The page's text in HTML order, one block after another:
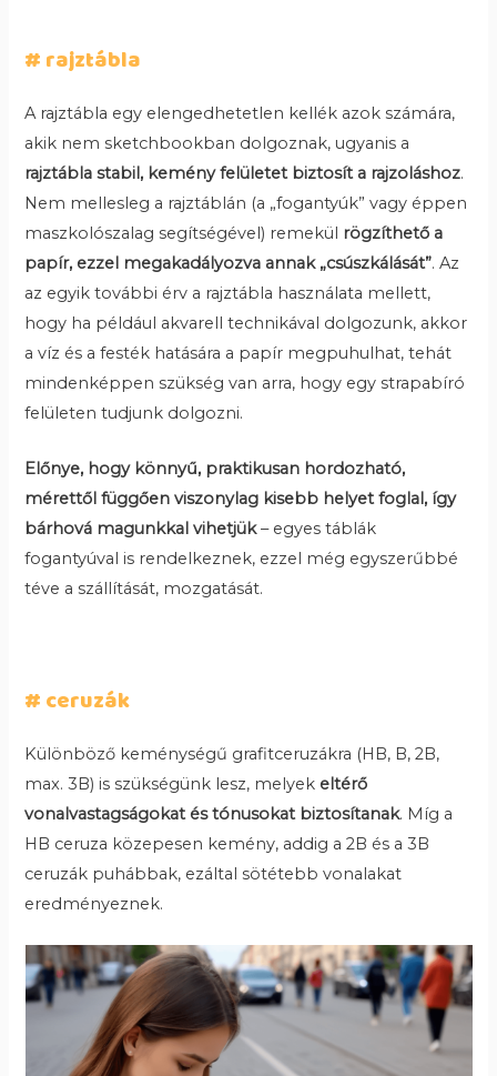
# rajztábla
A rajztábla egy elengedhetetlen kellék azok számára,
akik nem sketchbookban dolgoznak, ugyanis a
rajztábla stabil, kemény felületet biztosít a rajzoláshoz.
Nem mellesleg a rajztáblán (a „fogantyúk” vagy éppen
maszkolószalag segítségével) remekül rögzíthető a
papír, ezzel megakadályozva annak „csúszkálását”. Az
az egyik további érv a rajztábla használata mellett,
hogy ha például akvarell technikával dolgozunk, akkor
a víz és a festék hatására a papír megpuhulhat, tehát
mindenképpen szükség van arra, hogy egy strapabíró
felületen tudjunk dolgozni.
Előnye, hogy könnyű, praktikusan hordozható,
mérettől függően viszonylag kisebb helyet foglal, így
bárhová magunkkal vihetjük– egyes táblák
fogantyúval is rendelkeznek, ezzel még egyszerűbbé
téve a szállítását, mozgatását.
# ceruzák
Különböző keménységű grafitceruzákra (HB, B, 2B,
max. 3B) is szükségünk lesz, melyek eltérő
vonalvastagságokat és tónusokat biztosítanak. Míg a
HB ceruza közepesen kemény, addig a 2B és a 3B
ceruzák puhábbak, ezáltal sötétebb vonalakat
eredményeznek.